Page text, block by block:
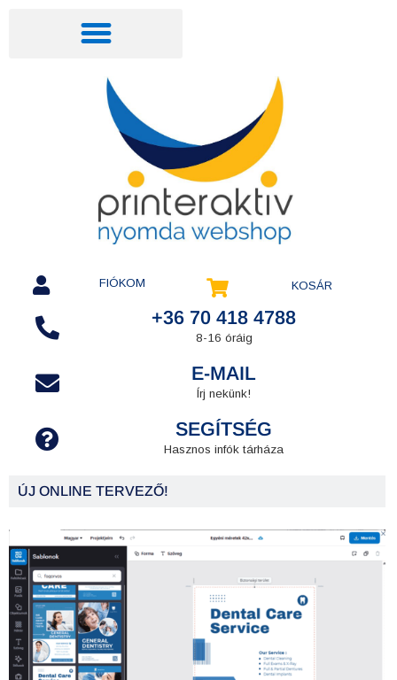
FIÓKOM KOSÁR
+36 70 418 4788
8-16 óráig
E-MAIL
Írj nekünk!
SEGÍTSÉG
Hasznos infók tárháza
ÚJ ONLINE TERVEZŐ!